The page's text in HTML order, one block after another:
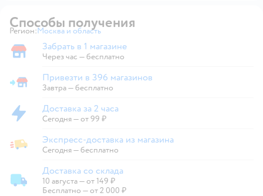
Способы получения
Регион: Выбор адреса доставки.
Москва и область
Забрать в магазине
Забрать в 1 магазине
Через час — бесплатно
Привезти в магазин
Привезти в 396 магазинов
Завтра—бесплатно
Доставка за 2 часа
Доставка за 2 часа
Сегодня—от 99 ₽
Экспресс-доставка из магазина
Экспресс-доставка из магазина
Сегодня—бесплатно
Доставка со склада
Доставка со склада
10 августа—от 149 ₽
Бесплатно — от 2 000 ₽